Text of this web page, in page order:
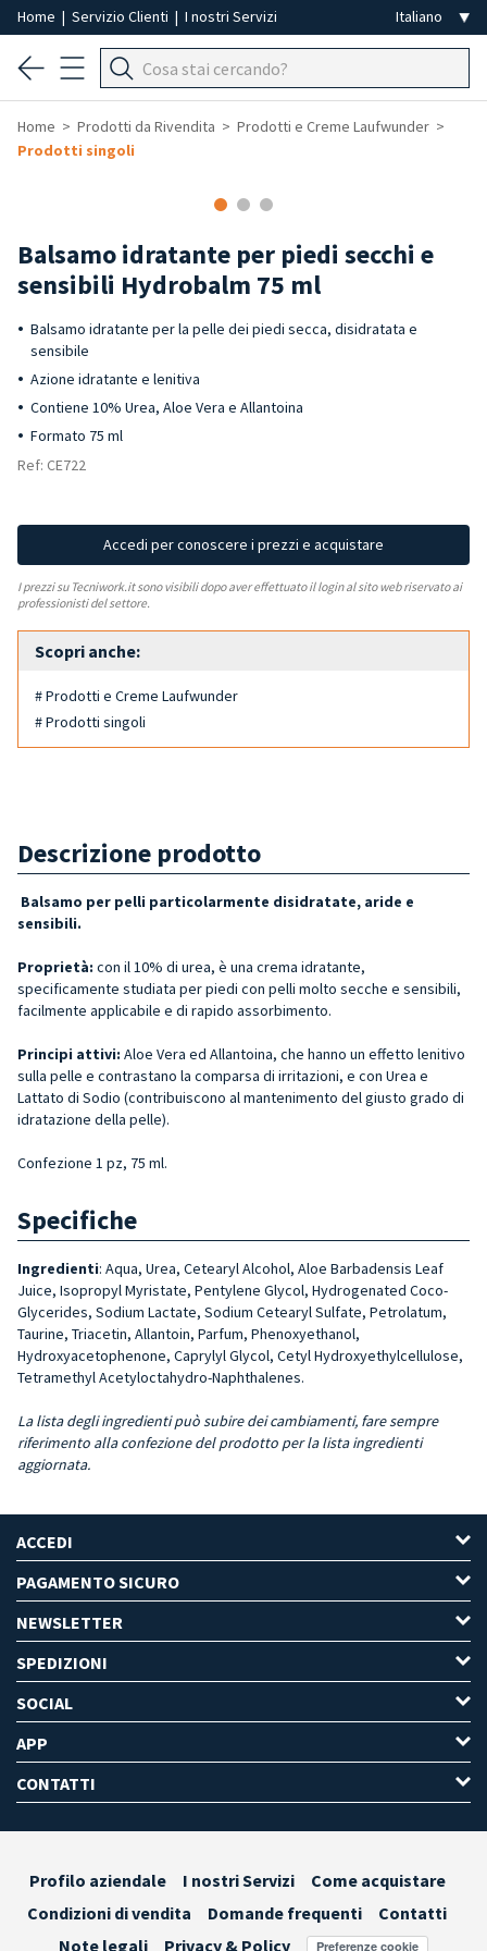
Home | Servizio Clienti | I nostri Servizi
Home Prodotti da Rivendita
Prodotti e Creme Laufwunder
Prodotti singoli
Balsamo idratante per piedi secchi e
sensibili Hydrobalm 75 ml
Balsamo idratante per la pelle dei piedi secca, disidratata e
sensibile
Azione idratante e lenitiva
Contiene 10% Urea, Aloe Vera e Allantoina
Formato 75 ml
Ref: CE722
Accedi per conoscere i prezzi e acquistare
I prezzi su Tecniwork.it sono visibili dopo aver effettuato il login al sito web riservato ai
professionisti del settore.
Scopri anche:
# Prodotti e Creme Laufwunder
# Prodotti singoli
Descrizione prodotto
Balsamo per pelli particolarmente disidratate, aride e
sensibili.
Proprietà: con il 10% di urea, è una crema idratante,
specificamente studiata per piedi con pelli molto secche e sensibili,
facilmente applicabile e di rapido assorbimento.
Principi attivi: Aloe Vera ed Allantoina, che hanno un effetto lenitivo
sulla pelle e contrastano la comparsa di irritazioni, e con Urea e
Lattato di Sodio (contribuiscono al mantenimento del giusto grado di
idratazione della pelle).
Confezione 1 pz, 75 ml.
Specifiche
Ingredienti: Aqua, Urea, Cetearyl Alcohol, Aloe Barbadensis Leaf
Juice, Isopropyl Myristate, Pentylene Glycol, Hydrogenated Coco-
Glycerides, Sodium Lactate, Sodium Cetearyl Sulfate, Petrolatum,
Taurine, Triacetin, Allantoin, Parfum, Phenoxyethanol,
Hydroxyacetophenone, Caprylyl Glycol, Cetyl Hydroxyethylcellulose,
Tetramethyl Acetyloctahydro-Naphthalenes.
La lista degli ingredienti può subire dei cambiamenti, fare sempre
riferimento alla confezione del prodotto per la lista ingredienti
aggiornata.
ACCEDI
PAGAMENTO SICURO
NEWSLETTER
SPEDIZIONI
SOCIAL
APP
CONTATTI
Profilo aziendale I nostri Servizi
Come acquistare
Condizioni di vendita
Domande frequenti
Contatti
Note legali
Privacy & Policy Preferenze cookie